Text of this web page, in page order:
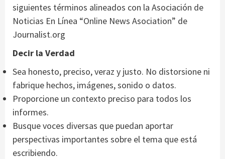
siguientes términos alineados con la Asociación de
Noticias En Línea “Online News Asociation” de
Journalist.org
Decir la Verdad
Sea honesto, preciso, veraz y justo. No distorsione ni
fabrique hechos, imágenes, sonido o datos.
Proporcione un contexto preciso para todos los
informes.
Busque voces diversas que puedan aportar
perspectivas importantes sobre el tema que está
escribiendo.